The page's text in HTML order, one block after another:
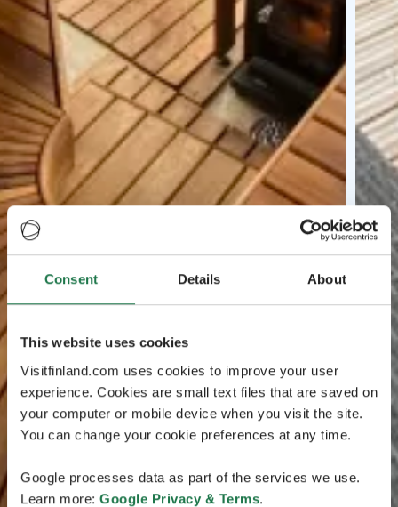
Consent Details About
This website uses cookies
Visitfinland.com uses cookies to improve your user
experience. Cookies are small text files that are saved on
your computer or mobile device when you visit the site.
You can change your cookie preferences at any time.
Google processes data as part of the services we use.
Learn more: Google Privacy & Terms.